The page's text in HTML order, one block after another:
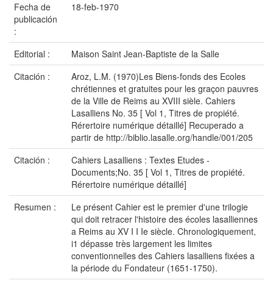
Fecha de
publicación
:
18-feb-1970
Editorial :
Maison Saint Jean-Baptiste de la Salle
Citación :
Aroz, L.M. (1970)Les Biens-fonds des Ecoles
chrétiennes et gratuites pour les graçon pauvres
de la Ville de Reims au XVIII sièle. Cahiers
Lasalliens No. 35 [ Vol 1, Titres de propiété.
Rérertoire numérique détaillé] Recuperado a
partir de http://biblio.lasalle.org/handle/001/205
Citación :
Cahiers Lasalliens : Textes Etudes -
Documents;No. 35 [ Vol 1, Titres de propiété.
Rérertoire numérique détaillé]
Resumen :
Le présent Cahier est le premier d'une trilogie
qui doit retracer l'histoire des écoles lasalliennes
a Reims au XV I I Ie siècle. Chronologiquement,
i1 dépasse très largement les limites
conventionnelles des Cahiers lasalliens fixées a
la période du Fondateur (1651-1750).